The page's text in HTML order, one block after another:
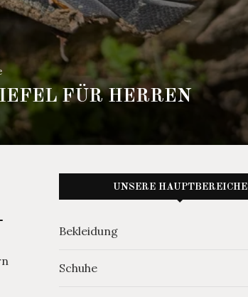
FÜR HERREN
UNSERE HAUPTBEREICHE
Bekleidung
Schuhe